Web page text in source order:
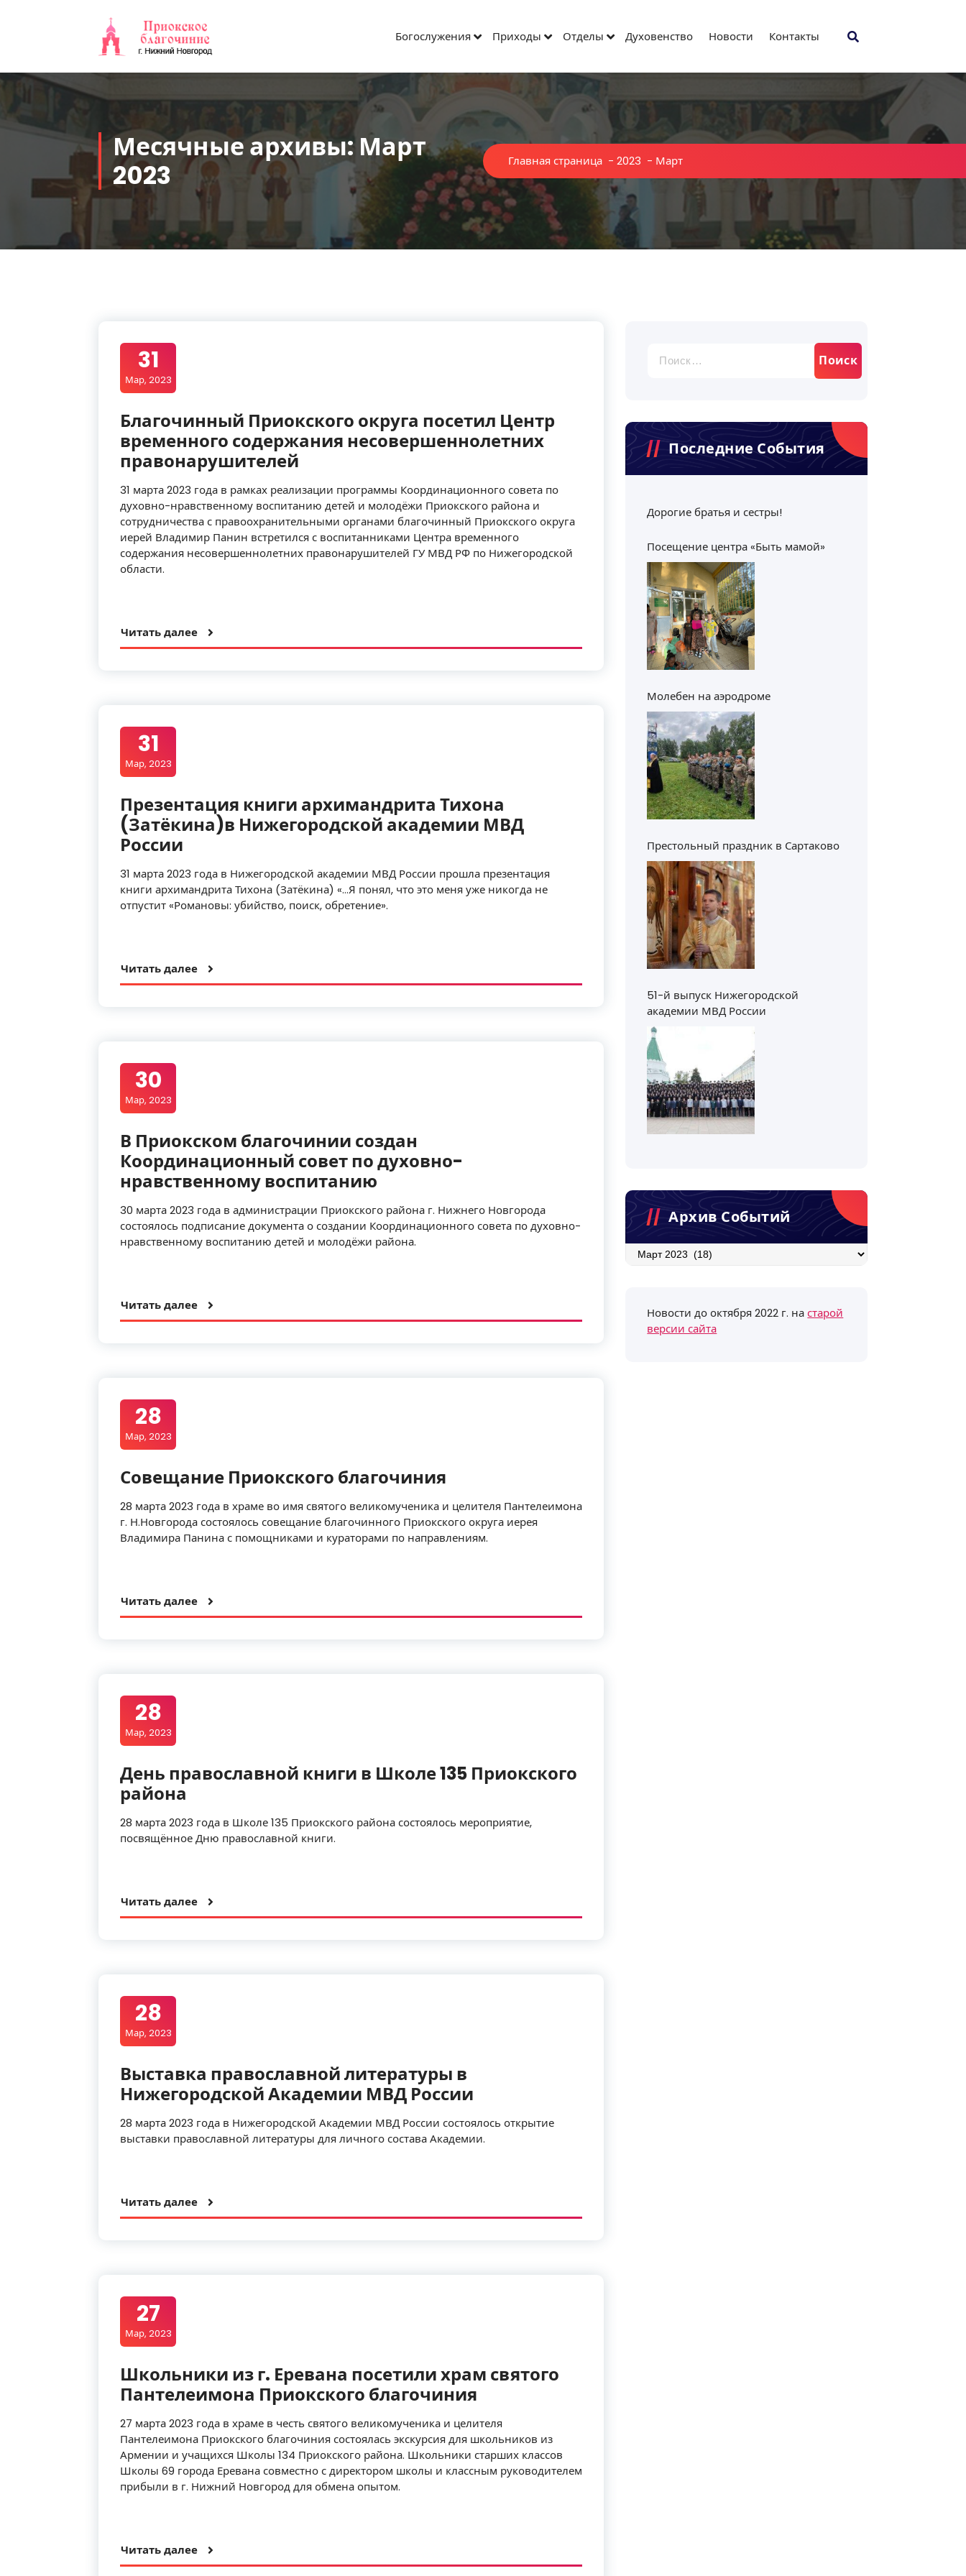
Богослужения Приходы Отделы Духовенство Новости Контакты
Месячные архивы: Март
2023
Главная страница - 2023 - Март
31
Мар, 2023
Благочинный Приокского округа посетил Центр
временного содержания несовершеннолетних
правонарушителей
31 марта 2023 года в рамках реализации программы Координационного совета по
духовно-нравственному воспитанию детей и молодёжи Приокского района и
сотрудничества с правоохранительными органами благочинный Приокского округа
иерей Владимир Панин встретился с воспитанниками Центра временного
содержания несовершеннолетних правонарушителей ГУ МВД РФ по Нижегородской
области.
Читать далее
31
Мар, 2023
Презентация книги архимандрита Тихона
(Затёкина)в Нижегородской академии МВД
России
31 марта 2023 года в Нижегородской академии МВД России прошла презентация
книги архимандрита Тихона (Затёкина) «…Я понял, что это меня уже никогда не
отпустит «Романовы: убийство, поиск, обретение».
Читать далее
30
Мар, 2023
В Приокском благочинии создан
Координационный совет по духовно-
нравственному воспитанию
30 марта 2023 года в администрации Приокского района г. Нижнего Новгорода
состоялось подписание документа о создании Координационного совета по духовно-
нравственному воспитанию детей и молодёжи района.
Читать далее
28
Мар, 2023
Совещание Приокского благочиния
28 марта 2023 года в храме во имя святого великомученика и целителя Пантелеимона
г. Н.Новгорода состоялось совещание благочинного Приокского округа иерея
Владимира Панина с помощниками и кураторами по направлениям.
Читать далее
28
Мар, 2023
День православной книги в Школе 135 Приокского
района
28 марта 2023 года в Школе 135 Приокского района состоялось мероприятие,
посвящённое Дню православной книги.
Читать далее
28
Мар, 2023
Выставка православной литературы в
Нижегородской Академии МВД России
28 марта 2023 года в Нижегородской Академии МВД России состоялось открытие
выставки православной литературы для личного состава Академии.
Читать далее
27
Мар, 2023
Школьники из г. Еревана посетили храм святого
Пантелеимона Приокского благочиния
27 марта 2023 года в храме в честь святого великомученика и целителя
Пантелеимона Приокского благочиния состоялась экскурсия для школьников из
Армении и учащихся Школы 134 Приокского района. Школьники старших классов
Школы 69 города Еревана совместно с директором школы и классным руководителем
прибыли в г. Нижний Новгород для обмена опытом.
Читать далее
Последние События
Дорогие братья и сестры!
Посещение центра «Быть мамой»
Молебен на аэродроме
Престольный праздник в Сартаково
51-й выпуск Нижегородской
академии МВД России
Архив Событий
Архив
Новости до октября 2022 г. настарой
версии сайта